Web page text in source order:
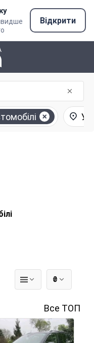
Відкрити
₴
Все ТОП